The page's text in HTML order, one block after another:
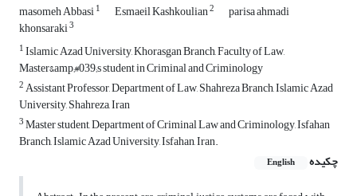
masomeh Abbasi1 Esmaeil Kashkoulian2 parisa ahmadi
khonsaraki3
1Islamic Azad University, Khorasgan Branch, Faculty of Law,
Master&amp;#039;s student in Criminal and Criminology
2Assistant Professor, Department of Law, Shahreza Branch, Islamic Azad
University, Shahreza, Iran
3Master student, Department of Criminal Law and Criminology, Isfahan
Branch, Islamic Azad University, Isfahan, Iran.
چکیده
English